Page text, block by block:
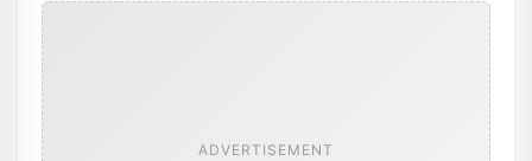
ADVERTISEMENT